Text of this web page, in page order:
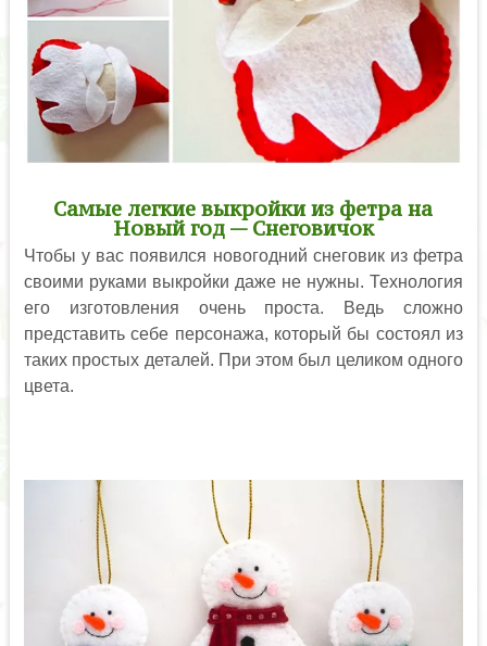
Самые легкие выкройки из фетра на
Новый год — Снеговичок
Чтобы у вас появился новогодний снеговик из фетра
своими руками выкройки даже не нужны. Технология
его изготовления очень проста. Ведь сложно
представить себе персонажа, который бы состоял из
таких простых деталей. При этом был целиком одного
цвета.